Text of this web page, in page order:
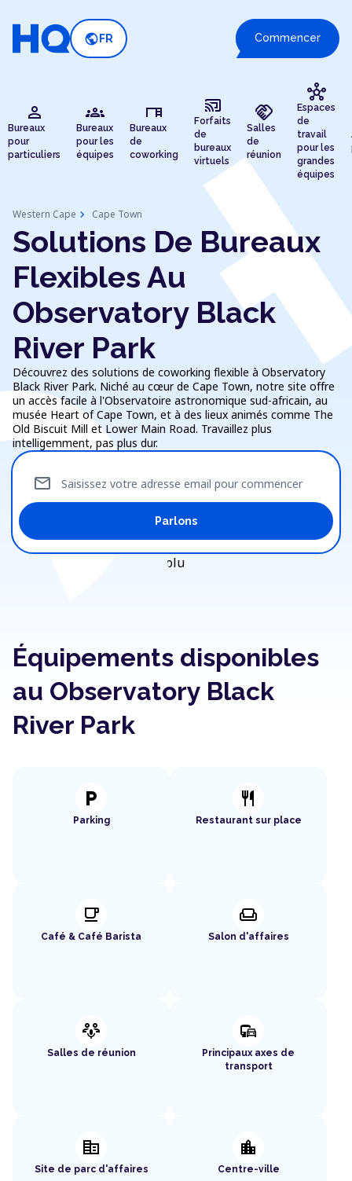
public FR Commencer
person
Bureaux
pour
particuliers
groups
Bureaux
pour les
équipes
desk
Bureaux
de
coworking
cast_connected
Forfaits
de
bureaux
virtuels
handshake
Salles
de
réunion
hub
Espaces
de
travail
pour les
grandes
équipes
Western Cape chevron_right Cape Town
Solutions De Bureaux
Flexibles Au
Observatory Black
River Park
Découvrez des solutions de coworking flexible à Observatory
Black River Park. Niché au cœur de Cape Town, notre site offre
un accès facile à l'Observatoire astronomique sud-africain, au
musée Heart of Cape Town, et à des lieux animés comme The
Old Biscuit Mill et Lower Main Road. Travaillez plus
intelligemment, pas plus dur.
Saisissez votre adresse email pour commencer
mail
Parlons
Équipements disponibles
au Observatory Black
River Park
local_parking
Parking
restaurant
Restaurant sur place
local_cafe
Café & Café Barista
weekend
Salon d'affaires
adaptive_audio_mic
Salles de réunion
commute
Principaux axes de
transport
corporate_fare
Site de parc d'affaires
location_city
Centre-ville